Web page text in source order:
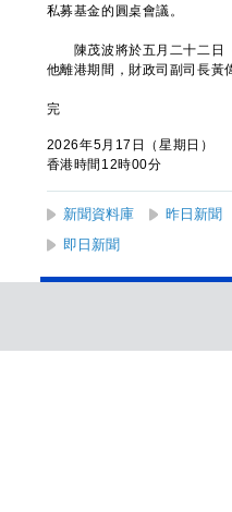
私募基金的圓桌會議。
陳茂波將於五月二十二日（
他離港期間，財政司副司長黃
完
2026年5月17日（星期日）
香港時間12時00分
新聞資料庫 昨日新聞
即日新聞